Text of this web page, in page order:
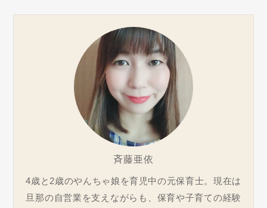
斉藤亜依
4歳と2歳のやんちゃ娘を育児中の元保育士。現在は
旦那の自営業を支えながらも、保育や子育ての経験